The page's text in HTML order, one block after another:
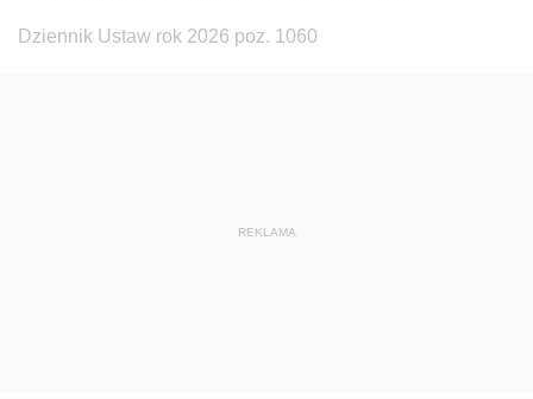
Dziennik Ustaw rok 2026 poz. 1060
REKLAMA